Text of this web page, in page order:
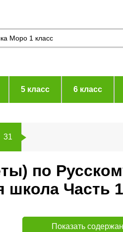
5 класс 6 класс
31
по
Часть
Показать